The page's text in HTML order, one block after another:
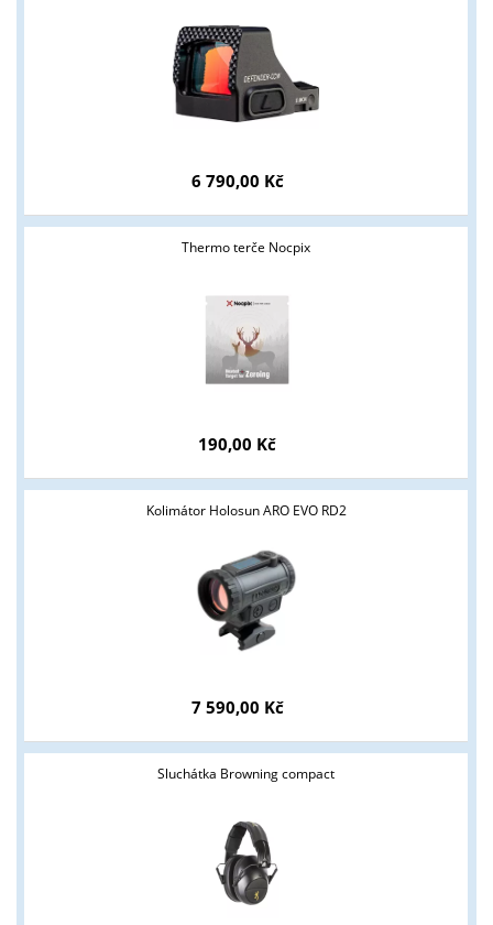
6 790,00 Kč
Thermo terče Nocpix
190,00 Kč
Kolimátor Holosun ARO EVO RD2
7 590,00 Kč
Sluchátka Browning compact
Tyto stránky jsou určeny pouze odborné veřejnosti od 18 let a
podnikatelům v oblasti zbraně a střelivo. Splňujete tyto
podmínky?
ANO NE